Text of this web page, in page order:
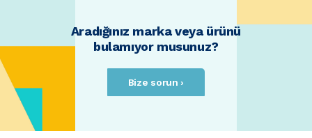
Aradığınız marka veya ürünü
bulamıyor musunuz?
Bize sorun ›